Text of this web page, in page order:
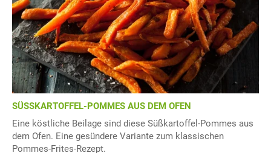
SÜSSKARTOFFEL-POMMES AUS DEM OFEN
Eine köstliche Beilage sind diese Süßkartoffel-Pommes aus
dem Ofen. Eine gesündere Variante zum klassischen
Pommes-Frites-Rezept.